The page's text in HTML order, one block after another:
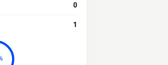
0
1